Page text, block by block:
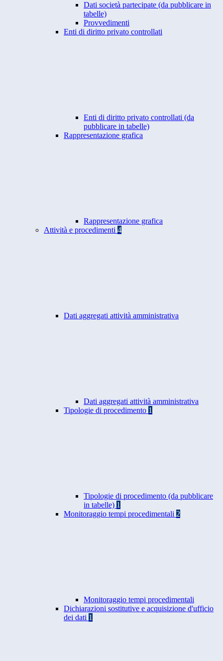
Dati società partecipate (da pubblicare in
tabelle)
Provvedimenti
Enti di diritto privato controllati
Enti di diritto privato controllati (da
pubblicare in tabelle)
Rappresentazione grafica
Rappresentazione grafica
Attività e procedimenti 4
Dati aggregati attività amministrativa
Dati aggregati attività amministrativa
Tipologie di procedimento 1
Tipologie di procedimento (da pubblicare
in tabelle) 1
Monitoraggio tempi procedimentali 2
Monitoraggio tempi procedimentali
Dichiarazioni sostitutive e acquisizione d'ufficio
dei dati 1